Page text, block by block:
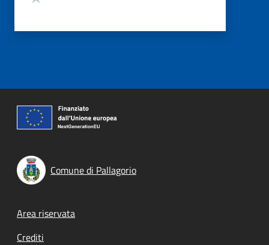
Comune di Pallagorio
Footer menu
Area riservata
Crediti